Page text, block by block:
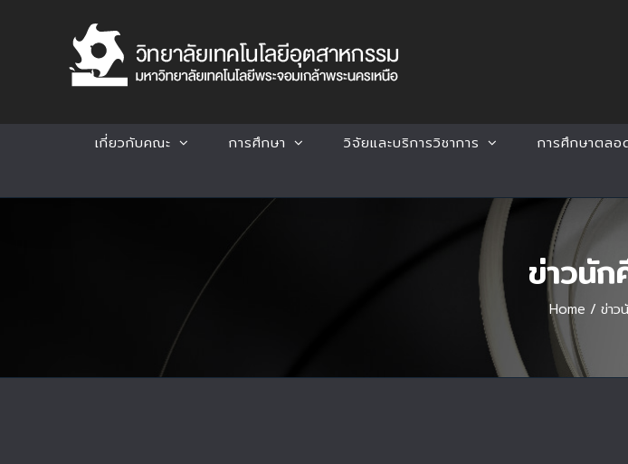
เกี่ยวกับคณะ การศึกษา วิจัยและบริการวิชาการ การศึกษาตลอ
ข่าวนัก
Home / ข่าว